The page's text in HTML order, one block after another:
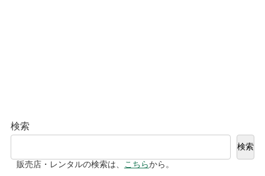
検索
検索
販売店・レンタルの検索は、
こちらから。